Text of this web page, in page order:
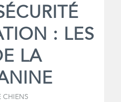
: LES
LA
CHIENS